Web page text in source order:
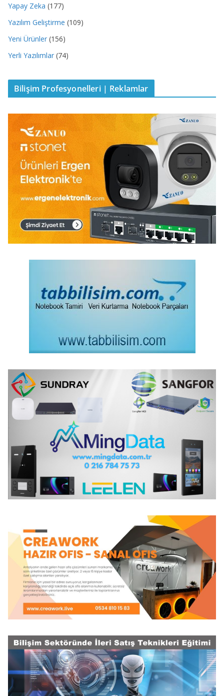
Yapay Zeka (177)
Yazılım Geliştirme (109)
Yeni Ürünler (156)
Yerli Yazılımlar (74)
Bilişim Profesyonelleri | Reklamlar